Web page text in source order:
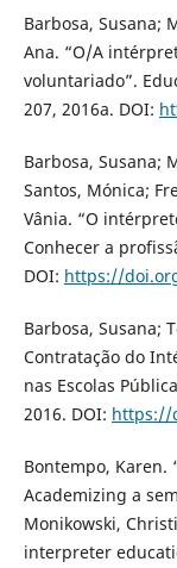
Barbosa, Susana;
Ana. “O/A
voluntariado”.
207, 2016a. DOI:
Barbosa, Susana;
Santos, Mónica;
Vânia. “O
Conhecer a
DOI: https://
Barbosa, Susana;
Contratação do
nas Escolas
2016. DOI: https://
Bontempo, Karen.
Academizing a
Monikowski,
interpreter